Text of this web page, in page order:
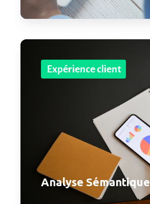
Expérience client
Analyse Sémantique